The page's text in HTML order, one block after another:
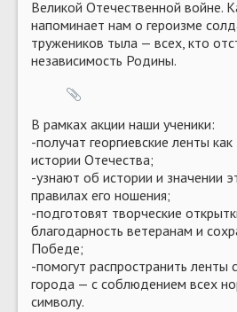
Великой Отечественной войне.
напоминает нам о героизме
тружеников тыла — всех, кто
независимость Родины.
В рамках акции наши ученики:
-получат георгиевские ленты
истории Отечества;
-узнают об истории и значении
правилах его ношения;
-подготовят творческие
благодарность ветеранам и
Победе;
-помогут распространить ленты
города — с соблюдением всех
символу.